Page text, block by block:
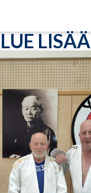
LUE LISÄÄ